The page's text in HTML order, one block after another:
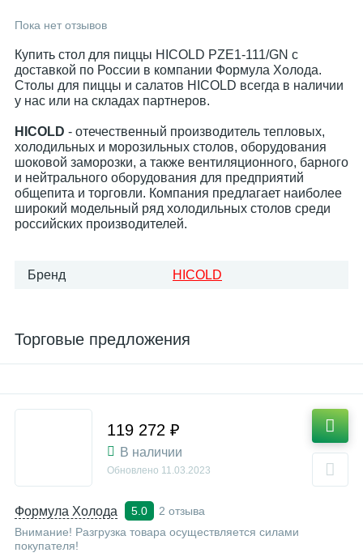
Пока нет отзывов
Купить стол для пиццы HICOLD PZE1-111/GN с
доставкой по России в компании Формула Холода.
Столы для пиццы и салатов HICOLD всегда в наличии
у нас или на складах партнеров.
HICOLD - отечественный производитель тепловых,
холодильных и морозильных столов, оборудования
шоковой заморозки, а также вентиляционного, барного
и нейтрального оборудования для предприятий
общепита и торговли. Компания предлагает наиболее
широкий модельный ряд холодильных столов среди
российских производителей.
Бренд HICOLD
Торговые предложения
Формула Холода 5.0
2 отзыва
Внимание! Разгрузка товара осуществляется силами
покупателя!
119 272 ₽
В наличии
Обновлено 11.03.2023